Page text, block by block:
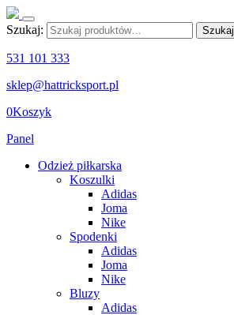
Szukaj: Szukaj
531 101 333
sklep@hattricksport.pl
0Koszyk
Panel
Odzież piłkarska
Koszulki
Adidas
Joma
Nike
Spodenki
Adidas
Joma
Nike
Bluzy
Adidas